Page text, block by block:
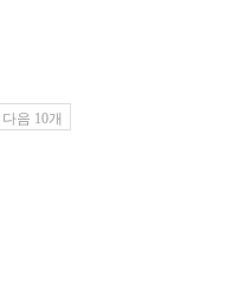
다음 10개